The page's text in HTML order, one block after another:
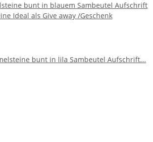
bunt in blauem Sambeutel Aufschrift
Ideal als Give away /Geschenk